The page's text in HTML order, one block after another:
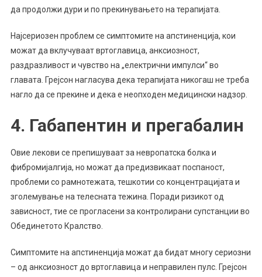
да продолжи дури и по прекинувањето на терапијата.
Најсериозен проблем се симптомите на апстиненција, кои
можат да вклучуваат вртоглавица, анксиозност,
раздразливост и чувство на „електрични импулси“ во
главата. Грејсон нагласува дека терапијата никогаш не треба
нагло да се прекине и дека е неопходен медицински надзор.
4. Габапентин и прегабалин
Овие лекови се препишуваат за невропатска болка и
фибромијалгија, но можат да предизвикаат поспаност,
проблеми со рамнотежата, тешкотии со концентрацијата и
зголемување на телесната тежина. Поради ризикот од
зависност, тие се прогласени за контролирани супстанции во
Обединетото Кралство.
Симптомите на апстиненција можат да бидат многу сериозни
– од анксиозност до вртоглавица и неправилен пулс. Грејсон